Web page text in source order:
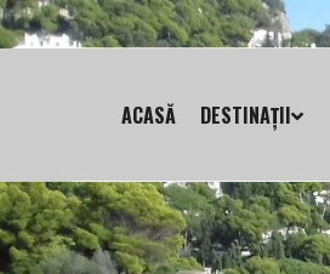
ACASĂ DESTINAȚII